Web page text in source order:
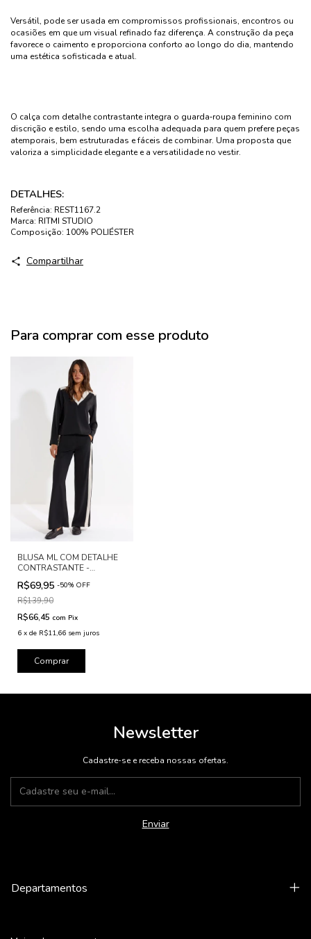
Versátil, pode ser usada em compromissos profissionais, encontros ou
ocasiões em que um visual refinado faz diferença. A construção da peça
favorece o caimento e proporciona conforto ao longo do dia, mantendo
uma estética sofisticada e atual.
O calça com detalhe contrastante integra o guarda‑roupa feminino com
discrição e estilo, sendo uma escolha adequada para quem prefere peças
atemporais, bem estruturadas e fáceis de combinar. Uma proposta que
valoriza a simplicidade elegante e a versatilidade no vestir.
DETALHES:
Referência: REST1167.2
Marca: RITMI STUDIO
Composição: 100% POLIÉSTER
Compartilhar
Para comprar com esse produto
BLUSA ML COM DETALHE
CONTRASTANTE -
REST1167.1
R$69,95 -50% OFF
R$139,90
R$66,45 com Pix
6 x de R$11,66 sem juros
Comprar
Newsletter
Cadastre-se e receba nossas ofertas.
Departamentos